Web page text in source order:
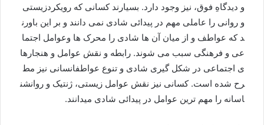
و دیدگاهِ فوق، نیز وجود دارد. بسیارند کسانی که رویکردزیستی
و روانی را عاملی مهم در پیدائی شادی نمی دانند و بر این باورن
د که عواطف و از میان آن ها شادی را محرک ها وعوامل اجتما
عی و فرهنگی سبب می شوند. رابطه و نقش عوامل و هنجارها
ی اجتماعی در شکل گیری شادی و تنوع عواطفانسانی نیز مط
رح شده است.کسانی نیز نقش عوامل زیستی، ژنتیک و روانشن
اسانه را مهم ترین عوامل در پیدائی شادی میدانند.